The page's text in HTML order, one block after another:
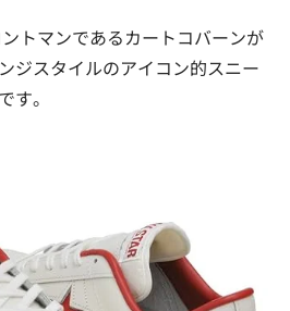
トマンであるカートコバーンが
ジスタイルのアイコン的スニー
す。